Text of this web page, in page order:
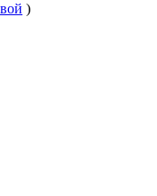
)